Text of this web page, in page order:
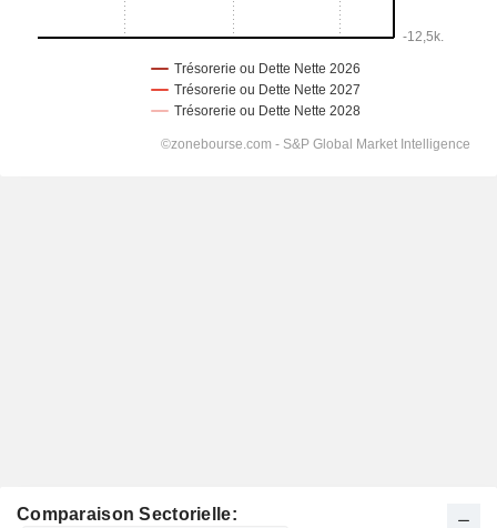
Comparaison Sectorielle: